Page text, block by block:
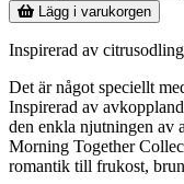
Lägg i varukorgen
Inspirerad av
Det är något speciellt
Inspirerad av
den enkla njutningen av
Morning Together
romantik till frukost,